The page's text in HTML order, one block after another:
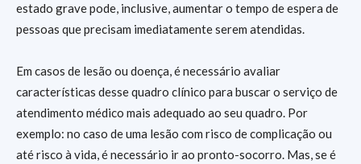
estado grave pode, inclusive, aumentar o tempo de espera de
pessoas que precisam imediatamente serem atendidas.
Em casos de lesão ou doença, é necessário avaliar
características desse quadro clínico para buscar o serviço de
atendimento médico mais adequado ao seu quadro. Por
exemplo: no caso de uma lesão com risco de complicação ou
até risco à vida, é necessário ir ao pronto-socorro. Mas, se é